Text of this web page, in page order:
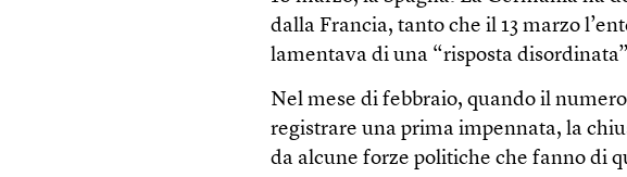
dalla Francia, tanto che il 13 marzo
lamentava di una “risposta
Nel mese di febbraio, quando il
registrare una prima impennata, la
da alcune forze politiche che fanno di